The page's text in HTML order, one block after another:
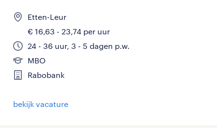
Etten-Leur
€ 16,63 - 23,74 per uur
24 - 36 uur, 3 - 5 dagen p.w.
MBO
Rabobank
bekijk vacature